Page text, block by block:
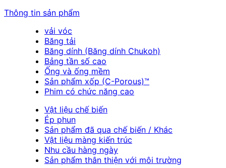
Thông tin sản phẩm
vải vóc
Băng tải
Băng dính (Băng dính Chukoh)
Bảng tần số cao
Ống và ống mềm
Sản phẩm xốp (C-Porous)™
Phim có chức năng cao
Vật liệu chế biến
Ép phun
Sản phẩm đã qua chế biến / Khác
Vật liệu màng kiến trúc
Nhu cầu hàng ngày
Sản phẩm thân thiện với môi trường